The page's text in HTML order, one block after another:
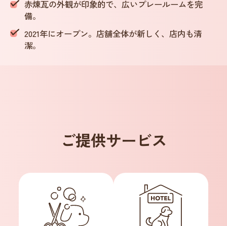
赤煉瓦の外観が印象的で、広いプレールームを完
備。
2021年にオープン。店舗全体が新しく、店内も清
潔。
ご提供サービス